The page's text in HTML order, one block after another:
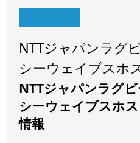
NTTジャパンラグ
シーウェイブスホ
NTTジャパンラグ
シーウェイブスホ
情報